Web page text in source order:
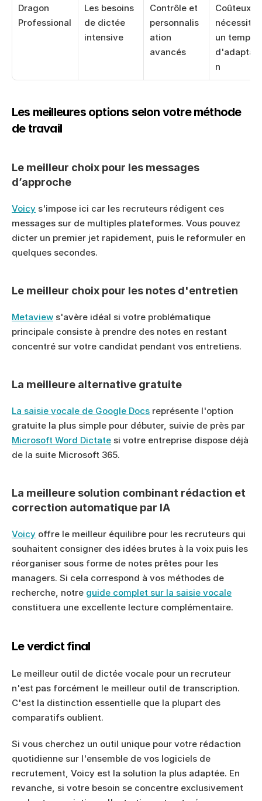
Dragon
Professional
Les besoins
de dictée
intensive
Contrôle et
personnalis
ation
avancés
Coûteux et
nécessite
un temps
n
Les meilleures options selon votre méthode
de travail
Le meilleur choix pour les messages
d’approche
Voicy s'impose ici car les recruteurs rédigent ces
messages sur de multiples plateformes. Vous pouvez
dicter un premier jet rapidement, puis le reformuler en
quelques secondes.
Le meilleur choix pour les notes d'entretien
Metaview s'avère idéal si votre problématique
principale consiste à prendre des notes en restant
concentré sur votre candidat pendant vos entretiens.
La meilleure alternative gratuite
La saisie vocale de Google Docs représente l'option
Microsoft Word Dictate si votre entreprise dispose déjà
de la suite Microsoft 365.
La meilleure solution combinant rédaction et
correction automatique par IA
Voicy offre le meilleur équilibre pour les recruteurs qui
souhaitent consigner des idées brutes à la voix puis les
réorganiser sous forme de notes prêtes pour les
managers. Si cela correspond à vos méthodes de
recherche, notre guide complet sur la saisie vocale
constituera une excellente lecture complémentaire.
Le verdict final
Le meilleur outil de dictée vocale pour un recruteur
n'est pas forcément le meilleur outil de transcription.
C'est la distinction essentielle que la plupart des
comparatifs oublient.
Si vous cherchez un outil unique pour votre rédaction
quotidienne sur l'ensemble de vos logiciels de
recrutement, Voicy est la solution la plus adaptée. En
revanche, si votre besoin se concentre exclusivement